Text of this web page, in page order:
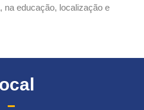
na educação, localização e